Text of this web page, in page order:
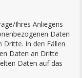
Ihres Anliegens
Daten
Dritte. In den Fällen
Daten an Dritte
Daten auf das